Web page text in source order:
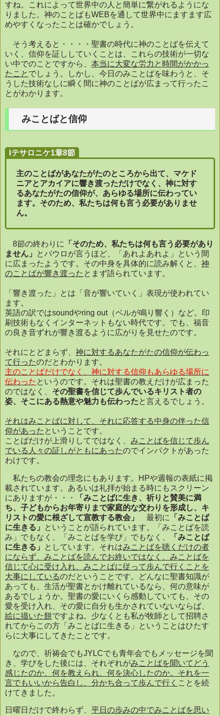
すね。これによって世界中の人と簡単に繋がれるようにな
りました。神のことばもWEBを通して世界中にますます広
めやすくなったことは確かでしょう。
そう考えると・・・・聖書の時代に神のことばを伝えて
いく、信仰を証ししていくことは、これらの技術が一切な
い中でのことですから、 本当に大変な労力と時間がかかっ
たこと でしょう。しかし、今日のみことばを味わうと、そ
うした技術なしに瞬く間に神のことばが広まって行ったこ
とがわかります。
みことばと信仰
Ⅰテサロニケ1章8節
主のことばがあなたがたのところから出て、マケド
ニアとアカイアに響き渡っただけでなく、神に対す
るあなたがたの信仰が、あらゆる場所に伝わってい
ます。そのため、私たちは何も言う必要がありませ
ん。
8節の終わりに
「そのため、私たちは何も言う必要があり
ません」
とパウロが言うほど、「あれよあれよ」という間
に広まったようです。その中身を具体的に読み解くと、 神
のことばが響き渡った とまず語られています。
「響き渡った」とは「音が響いていく」表現が使われてい
ます。
英語の訳ではsoundやring out（ベルが鳴り響く）など。印
刷技術もなくインターネットもない時代です。でも、福音
の良き音ずれが響き渡るように広がりを見せたのです。
それにとどまらず、 神に対するあなたがたの信仰が伝わっ
て行ったのだとわかります。
主のことばだけでなく、神に対する信仰もあらゆる場所に
伝わった というのです。それは聖書の教えだけが広まった
のではなく、 その聖書を信じて歩んでいるキリスト者の
姿、そこにある熱意や魅力も伝わったと言えるでしょう。
それはみことばに対して、それに応答する中身の伴った信
仰があった ということです。
ことばだけが上滑りしてではなく、 みことばを信じて歩ん
でいる人々の証しがともにあったのでインパクトがあった
わけです。
私たちの教会の理念にもあります。 HPや週報の表紙に掲
載されています。あるいは礼拝が始まる時にもスクリーン
にありますが・・・
「みことばに生き、祈りと賛美に満
ち、子どもからお年寄りまで家庭的な交わりを形成し、キ
リストの愛に根ざして宣教する教会」 最初に
「みことば
に生きる」
ということが語られています。「みことばを読
み」でもなく、「みことばを学び」でもなく、
「みことば
に生きる」
としています。それはみことばを聴くだけの者
にならず、みことばを読んでお終いではなく、みことばを
信じて心に受け入れ、みことばに従って歩んで行くことを
大事にしているのだということです。どんなに聖書知識が
あっても、生活が聖書とかけ離れているなら、何の意味が
あるでしょうか。聖書の愛にいくら感動していても、その
愛を受け入れ、その愛に自分も生かされていないならば、
絵に描いた餅ですよね。少なくとも私が牧師として招聘さ
れてからこの方「みことばに生きる」ということはひたす
らに大事にしてきたことです。
なので、祈祷会でもJYLCでも青年会でもメッセージを聞
き、学びをした後には、それぞれがみことばを聞いてどう
感じたのか、何を教えられ、何を決心したのか。それを一
言でもいいから告白し、分かち合って歩んで行く ことを続
けてきました。
日曜日だけで終わらず、 平日の歩みの中でみことばを思い